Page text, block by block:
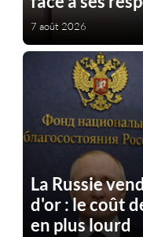
7 août 2026
La Russie
d'or : le coût
en plus lourd